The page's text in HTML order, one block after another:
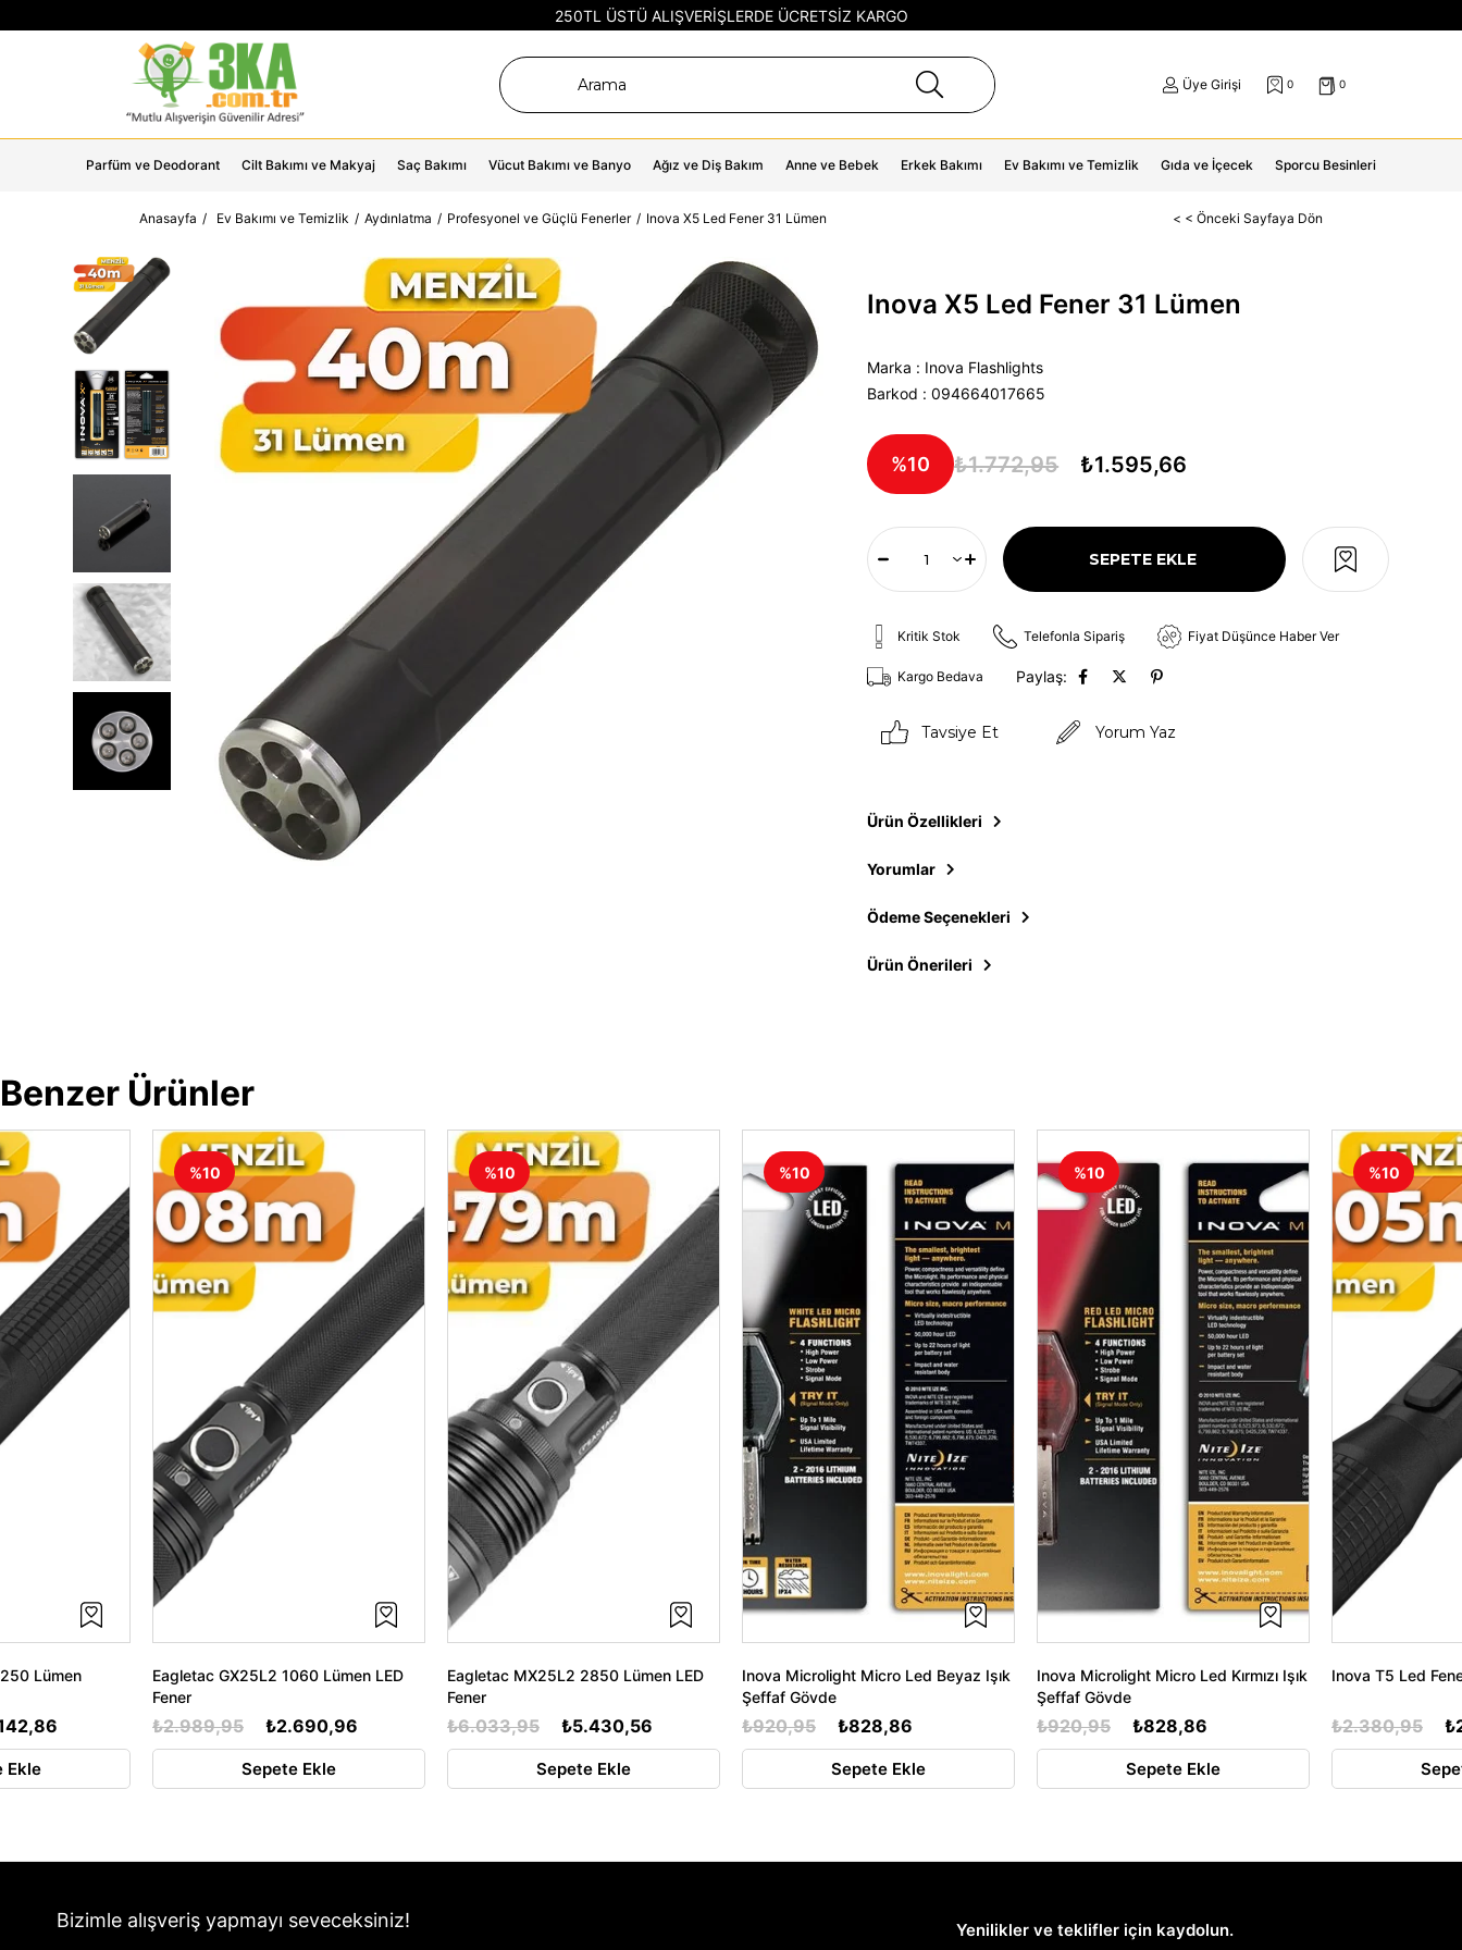
250TL ÜSTÜ ALIŞVERİŞLERDE ÜCRETSİZ KARGO
Üye Girişi 0 0
Parfüm ve Deodorant Cilt Bakımı ve Makyaj Saç Bakımı Vücut Bakımı ve Banyo Ağız ve Diş Bakım Anne ve Bebek Erkek Bakımı Ev Bakımı ve Temizlik Gıda ve İçecek Sporcu Besinleri
Anasayfa Ev Bakımı ve Temizlik Aydınlatma Profesyonel ve Güçlü Fenerler Inova X5 Led Fener 31 Lümen < < Önceki Sayfaya Dön
Inova X5 Led Fener 31 Lümen
Marka : Inova Flashlights
Barkod : 094664017665
10 ₺1.772,95 ₺1.595,66
Kritik Stok Telefonla Sipariş Fiyat Düşünce Haber Ver
Kargo Bedava Paylaş:
Tavsiye Et Yorum Yaz
Ürün Özellikleri
Yorumlar
Ödeme Seçenekleri
Ürün Önerileri
Benzer Ürünler
Lümen
Ekle
Eagletac GX25L2 1060 Lümen LED
Fener
₺2.690,96
₺2.989,95
Sepete Ekle
%10
Eagletac MX25L2 2850 Lümen LED
Fener
₺5.430,56
₺6.033,95
Sepete Ekle
%10
Inova Microlight Micro Led Beyaz Işık
Şeffaf Gövde
₺828,86
₺920,95
Sepete Ekle
%10
Inova Microlight Micro Led Kırmızı Işık
Şeffaf Gövde
₺828,86
₺920,95
Sepete Ekle
%10
Inova T5 Led
₺2.380,95
%10
Bizimle alışveriş yapmayı seveceksiniz! Yenilikler ve teklifler için kaydolun.